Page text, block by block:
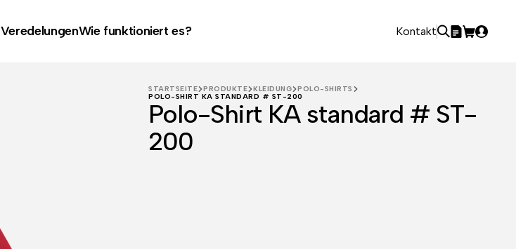
VeredelungenWie funktioniert es? Kontakt
STARTSEITE PRODUKTE KLEIDUNG
POLO-SHIRTS
POLO-SHIRT KA STANDARD # ST-200
Polo-Shirt KA standard # ST-
200